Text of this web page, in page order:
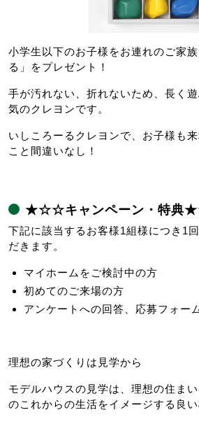
小学生以下のお子様をお連れのご家
る」をプレゼント！
手が汚れない、折れないため、長く
気のクレヨンです。
いしころーるクレヨンで、お子様も
こと間違いなし！
★☆☆キャンペーン・特
下記に該当するお客様1組様につき1
だきます。
マイホームをご検討中の方
初めてのご来場の方
アンケートへの回答、応募フォー
理想の家づくりは見学から
モデルハウスの見学は、理想の住ま
のこれからの生活をイメージする良い